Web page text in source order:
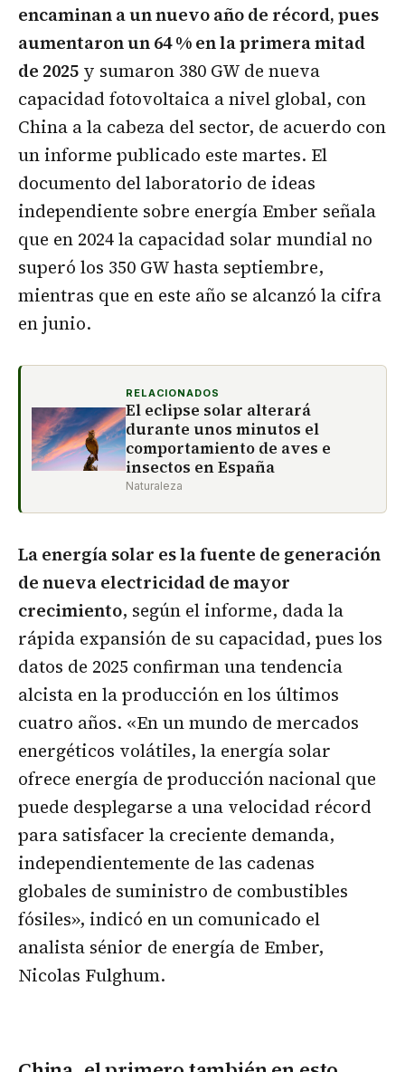
encaminan a un nuevo año de récord, pues
aumentaron un 64 % en la primera mitad
de 2025 y sumaron 380 GW de nueva
capacidad fotovoltaica a nivel global, con
China a la cabeza del sector, de acuerdo con
un informe publicado este martes. El
documento del laboratorio de ideas
independiente sobre energía Ember señala
que en 2024 la capacidad solar mundial no
superó los 350 GW hasta septiembre,
mientras que en este año se alcanzó la cifra
en junio.
RELACIONADOS
El eclipse solar alterará
durante unos minutos el
comportamiento de aves e
insectos en España
Naturaleza
La energía solar es la fuente de generación
de nueva electricidad de mayor
crecimiento, según el informe, dada la
rápida expansión de su capacidad, pues los
datos de 2025 confirman una tendencia
alcista en la producción en los últimos
cuatro años. «En un mundo de mercados
energéticos volátiles, la energía solar
ofrece energía de producción nacional que
puede desplegarse a una velocidad récord
para satisfacer la creciente demanda,
independientemente de las cadenas
globales de suministro de combustibles
fósiles», indicó en un comunicado el
analista sénior de energía de Ember,
Nicolas Fulghum.